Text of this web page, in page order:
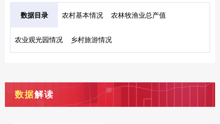
数据目录 农村基本情况 农林牧渔业总产值
农业观光园情况 乡村旅游情况
数据解读